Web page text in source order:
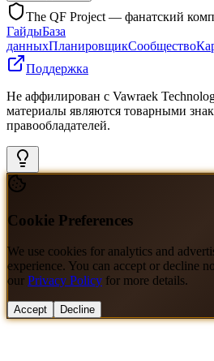
The QF Project — фанатский
ГайдыБаза
данныхПланировщикСообщество
Поддержка
Не аффилирован с Vawraek
материалы являются товарными
правообладателей.
Cookie Preferences
We use cookies for analytics and
experience. You can accept or decline
our Privacy Policy for more details.
Accept Decline